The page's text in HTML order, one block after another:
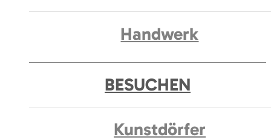
Handwerk
BESUCHEN
Kunstdörfer